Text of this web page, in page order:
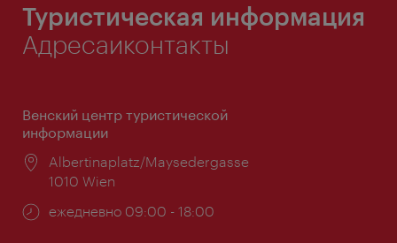
Туристическая информация
Адресаиконтакты
Венский центр туристической
информации
Расположение:
Albertinaplatz/Maysedergasse
1010 Wien
Часы
ежедневно 09:00 - 18:00